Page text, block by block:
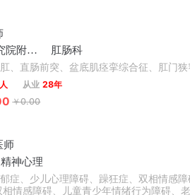
湖南省中医药研究院附属医院
肛肠科
、直肠前突、盆底肌痉挛综合征、肛门
从业 28年
￥0.00
师
精神心理
症、少儿心理障碍、躁狂症、双相情感
情感障碍、儿童青少年情绪行为障碍、